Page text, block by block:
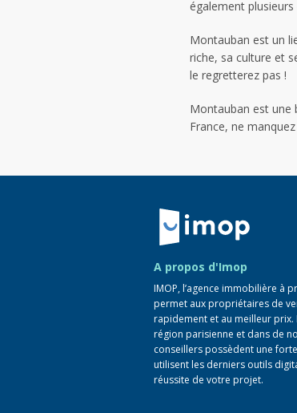
également
Montauban est un
riche, sa culture et
le regretterez pas !
Montauban est une
France, ne
Retour à la navigation principale
A propos d'Imop
IMOP, l’agence immobilière à
permet aux propriétaires de
rapidement et au meilleur prix.
région parisienne et dans de
conseillers possèdent une
utilisent les derniers outils
réussite de votre projet.